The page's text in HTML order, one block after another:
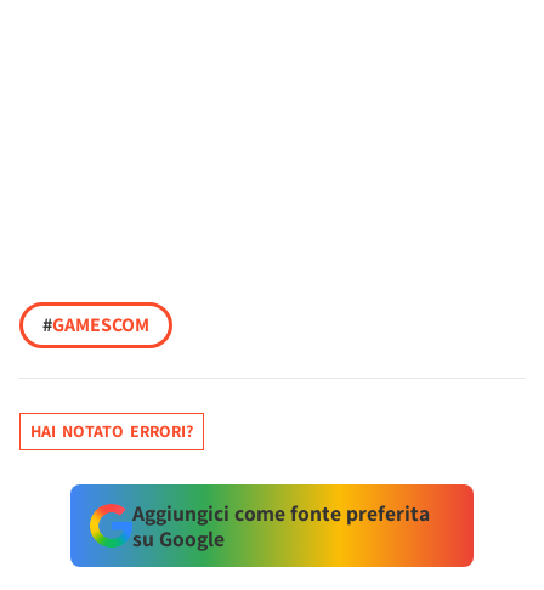
#GAMESCOM
HAI NOTATO ERRORI?
Aggiungici come fonte preferita
su Google